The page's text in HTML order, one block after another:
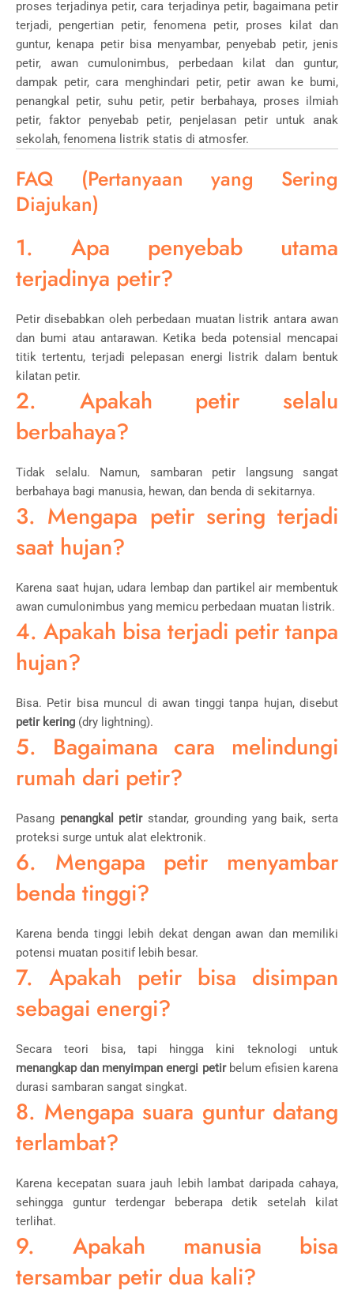
proses terjadinya petir, cara terjadinya petir, bagaimana petir
terjadi, pengertian petir, fenomena petir, proses kilat dan
guntur, kenapa petir bisa menyambar, penyebab petir, jenis
petir, awan cumulonimbus, perbedaan kilat dan guntur,
dampak petir, cara menghindari petir, petir awan ke bumi,
penangkal petir, suhu petir, petir berbahaya, proses ilmiah
petir, faktor penyebab petir, penjelasan petir untuk anak
sekolah, fenomena listrik statis di atmosfer.
FAQ (Pertanyaan yang Sering
Diajukan)
1. Apa penyebab utama
terjadinya petir?
Petir disebabkan oleh perbedaan muatan listrik antara awan
dan bumi atau antarawan. Ketika beda potensial mencapai
titik tertentu, terjadi pelepasan energi listrik dalam bentuk
kilatan petir.
2. Apakah petir selalu
berbahaya?
Tidak selalu. Namun, sambaran petir langsung sangat
berbahaya bagi manusia, hewan, dan benda di sekitarnya.
3. Mengapa petir sering terjadi
saat hujan?
Karena saat hujan, udara lembap dan partikel air membentuk
awan cumulonimbus yang memicu perbedaan muatan listrik.
4. Apakah bisa terjadi petir tanpa
hujan?
Bisa. Petir bisa muncul di awan tinggi tanpa hujan, disebut
petir kering (dry lightning).
5. Bagaimana cara melindungi
rumah dari petir?
Pasang penangkal petirstandar, grounding yang baik, serta
proteksi surge untuk alat elektronik.
6. Mengapa petir menyambar
benda tinggi?
Karena benda tinggi lebih dekat dengan awan dan memiliki
potensi muatan positif lebih besar.
7. Apakah petir bisa disimpan
sebagai energi?
Secara teori bisa, tapi hingga kini teknologi untuk
menangkap dan menyimpan energi petirbelum efisien karena
durasi sambaran sangat singkat.
8. Mengapa suara guntur datang
terlambat?
Karena kecepatan suara jauh lebih lambat daripada cahaya,
sehingga guntur terdengar beberapa detik setelah kilat
terlihat.
9. Apakah manusia bisa
tersambar petir dua kali?